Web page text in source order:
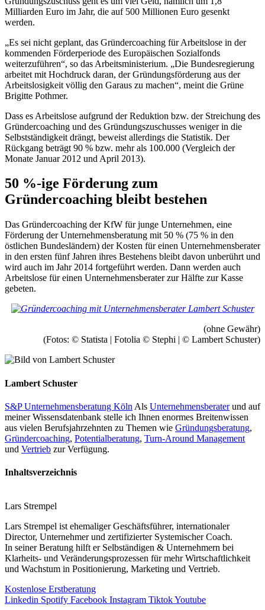
Milliarden Euro im Jahr, die auf 500 Millionen Euro gesenkt
werden.
„Es sei nicht geplant, das Gründercoaching für Arbeitslose in der
kommenden Förderperiode des Europäischen Sozialfonds
weiterzuführen“, so das Arbeitsministerium. „Die Bundesregierung
arbeitet mit Hochdruck daran, der Gründungsförderung aus der
Arbeitslosigkeit völlig den Garaus zu machen“, meint die Grüne
Brigitte Pothmer.
Dass es Arbeitslose aufgrund der Reduktion bzw. der Streichung des
Gründercoaching und des Gründungszuschusses weniger in die
Selbstständigkeit drängt, beweist allerdings die Statistik. Der
Rückgang beträgt 90 % bzw. mehr als 100.000 (Vergleich der
Monate Januar 2012 und April 2013).
50 %-ige Förderung zum
Gründercoaching bleibt bestehen
Das Gründercoaching der KfW für junge Unternehmen, eine
Förderung der Unternehmensberatung mit 50 % (75 % in den
östlichen Bundesländern) der Kosten für einen Unternehmensberater
in den ersten fünf Jahren ihres Bestehens bleibt davon unberührt und
wird auch im Jahr 2014 fortgeführt werden. Dann werden auch
Arbeitslose für einen Unternehmensberater zur Hälfte zur Kasse
gebeten.
(ohne Gewähr)
(Fotos: © Statista | Fotolia © Stephi | © Lambert Schuster)
Lambert Schuster
S&P Unternehmensberatung Köln Als Unternehmensberaterund auf
meiner Wissensdatenbank stelle ich Ihnen enormes Breitenwissen
aus vielen Berufsjahrzehnten zu Themen wie Gründungsberatung,
Gründercoaching, Potentialberatung, Turn-Around Management
und Vertrieb zur Verfügung.
Inhaltsverzeichnis
Lars Strempel
Lars Strempel ist ehemaliger Geschäftsführer, internationaler
Director, Unternehmer und zertifizierter Systemischer Coach.
In seiner Beratung hilft er Selbständigen & Unternehmern bei
Klarheits- und Veränderungsprozessen für mehr Wirtschaftlichkeit
und Wachstum in Positionierung, Marketing und Vertrieb.
Kostenlose Erstberatung
Linkedin Spotify Facebook Instagram TiktokYoutube